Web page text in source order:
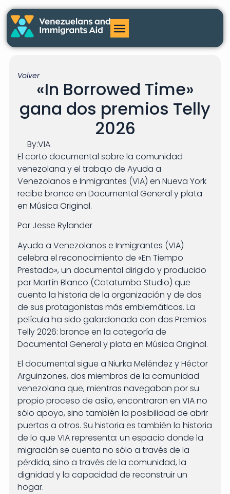
Volver
«In Borrowed Time»
gana dos premios Telly
2026
By:VIA
El corto documental sobre la comunidad
venezolana y el trabajo de Ayuda a
Venezolanos e Inmigrantes (VIA) en Nueva York
recibe bronce en Documental General y plata
en Música Original.
Por Jesse Rylander
Ayuda a Venezolanos e Inmigrantes (VIA)
celebra el reconocimiento de «En Tiempo
Prestado», un documental dirigido y producido
por Martín Blanco (Catatumbo Studio) que
cuenta la historia de la organización y de dos
de sus protagonistas más emblemáticos. La
película ha sido galardonada con dos Premios
Telly 2026: bronce en la categoría de
Documental General y plata en Música Original.
El documental sigue a Niurka Meléndez y Héctor
Arguinzones, dos miembros de la comunidad
venezolana que, mientras navegaban por su
propio proceso de asilo, encontraron en VIA no
sólo apoyo, sino también la posibilidad de abrir
puertas a otros. Su historia es también la historia
de lo que VIA representa: un espacio donde la
migración se cuenta no sólo a través de la
pérdida, sino a través de la comunidad, la
dignidad y la capacidad de reconstruir un
hogar.